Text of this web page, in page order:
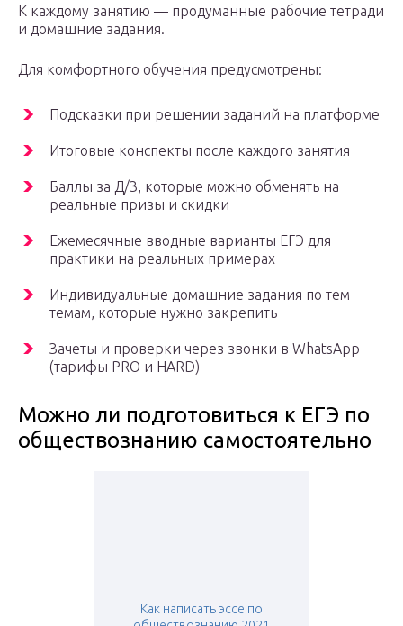
К каждому занятию — продуманные рабочие тетради
и домашние задания.
Для комфортного обучения предусмотрены:
Подсказки при решении заданий на платформе
Итоговые конспекты после каждого занятия
Баллы за Д/З, которые можно обменять на
реальные призы и скидки
Ежемесячные вводные варианты ЕГЭ для
практики на реальных примерах
Индивидуальные домашние задания по тем
темам, которые нужно закрепить
Зачеты и проверки через звонки в WhatsApp
(тарифы PRO и HARD)
Можно ли подготовиться к ЕГЭ по
обществознанию самостоятельно
Как написать эссе по